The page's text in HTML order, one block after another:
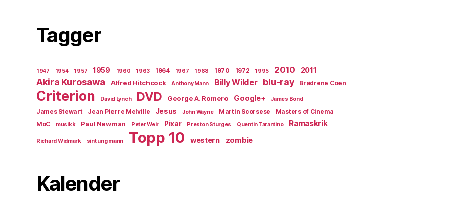
Tagger
1947 1954 1957 1959 1960 1963 1964 1967 1968 1970 1972 1995 2010 2011
Akira Kurosawa Alfred Hitchcock Anthony Mann Billy Wilder blu-ray Brødrene Coen
Criterion David Lynch DVD George A. Romero Google+ James Bond
James Stewart Jean Pierre Melville Jesus John Wayne Martin Scorsese
Masters of Cinema
MoC
musikk Paul Newman Peter Weir Pixar Preston Sturges Quentin Tarantino Ramaskrik
Richard Widmark sint ung mann Topp 10 western zombie
Kalender